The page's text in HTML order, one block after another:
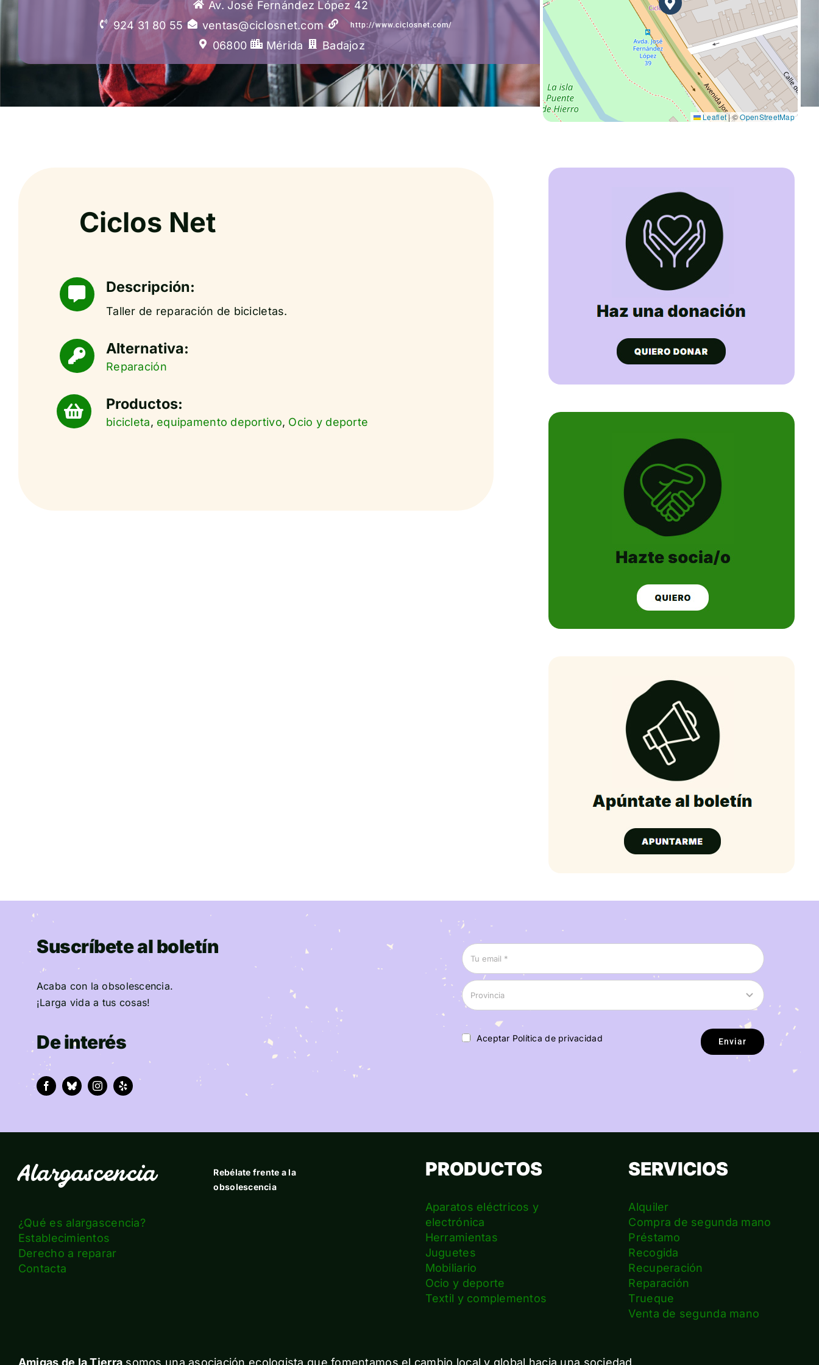
Av. José Fernández López 42
924 31 80 55
ventas@ciclosnet.com http://www.ciclosnet.com/
06800 Mérida Badajoz
Leaflet|©OpenStreetMap
Ciclos Net
Descripción:
Taller de reparación de bicicletas.
Alternativa:
Reparación
Productos:
bicicleta, equipamento deportivo, Ocio y deporte
Suscríbete al boletín
Acaba con la obsolescencia.
¡Larga vida a tus cosas!
De interés Aceptar Política de privacidad Enviar
Alargascencia
Rebélate frente a la
obsolescencia
¿Qué es alargascencia?
Establecimientos
Derecho a reparar
Contacta
PRODUCTOS
Aparatos eléctricos y
electrónica
Herramientas
Juguetes
Mobiliario
Ocio y deporte
Textil y complementos
SERVICIOS
Alquiler
Compra de segunda mano
Préstamo
Recogida
Recuperación
Reparación
Trueque
Venta de segunda mano
Amigas de la Tierra somos una asociación ecologista que fomentamos el cambio local y global hacia una sociedad